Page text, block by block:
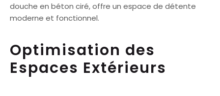
douche en béton ciré, offre un espace de détente
moderne et fonctionnel.
Optimisation des
Espaces Extérieurs